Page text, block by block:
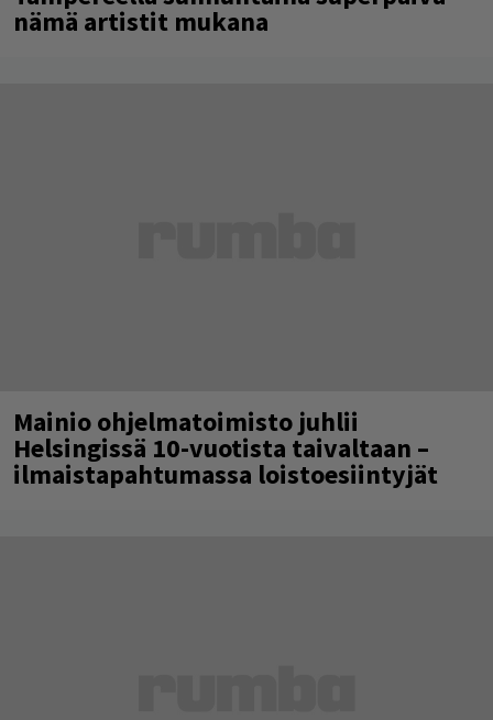
nämä artistit mukana
Mainio ohjelmatoimisto juhlii
Helsingissä 10-vuotista taivaltaan –
ilmaistapahtumassa loistoesiintyjät